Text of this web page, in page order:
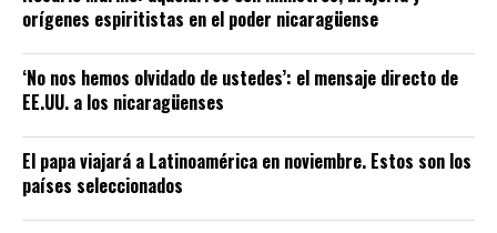
orígenes espiritistas en el poder nicaragüense
‘No nos hemos olvidado de ustedes’: el mensaje directo de
EE.UU. a los nicaragüenses
El papa viajará a Latinoamérica en noviembre. Estos son los
países seleccionados